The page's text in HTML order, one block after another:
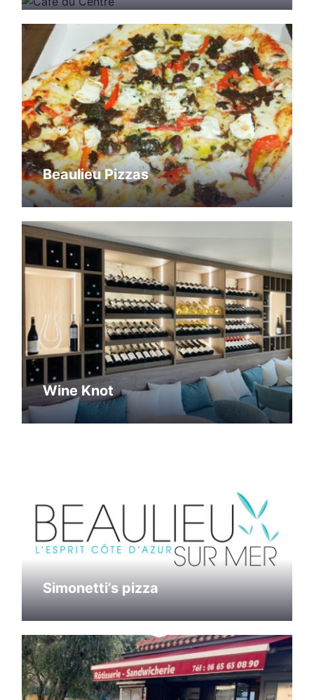
Beaulieu Pizzas
Wine Knot
Simonetti’s pizza